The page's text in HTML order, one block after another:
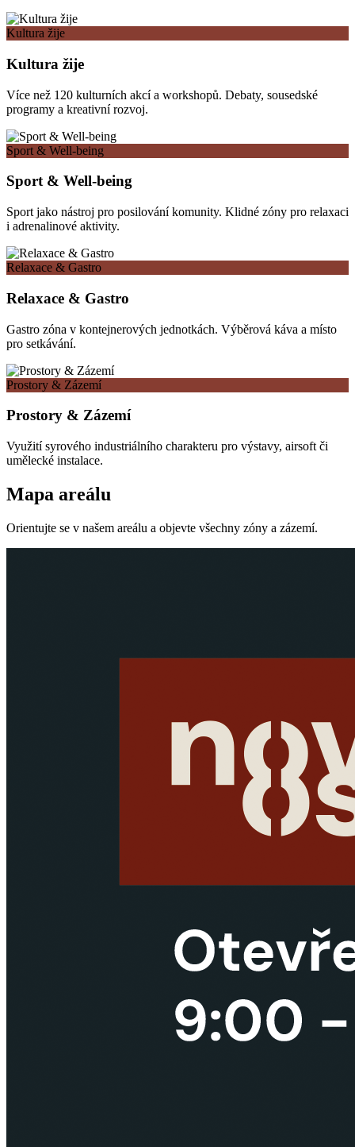
Kultura žije
Kultura žije
Více než 120 kulturních akcí a workshopů. Debaty, sousedské
programy a kreativní rozvoj.
Sport & Well-being
Sport & Well-being
Sport jako nástroj pro posilování komunity. Klidné zóny pro relaxaci
i adrenalinové aktivity.
Relaxace & Gastro
Relaxace & Gastro
Gastro zóna v kontejnerových jednotkách. Výběrová káva a místo
pro setkávání.
Prostory & Zázemí
Prostory & Zázemí
Využití syrového industriálního charakteru pro výstavy, airsoft či
umělecké instalace.
Mapa areálu
Orientujte se v našem areálu a objevte všechny zóny a zázemí.